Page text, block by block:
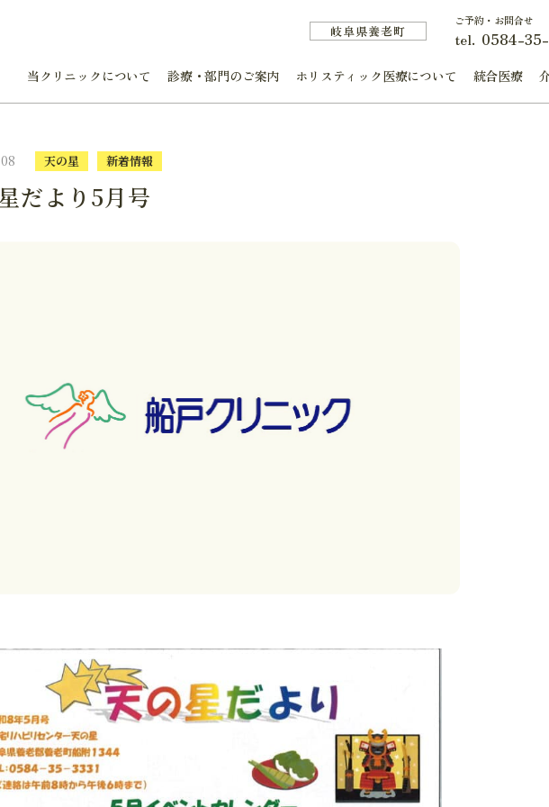
当クリニックについて 診療・部門のご案内 ホリスティック医療について 統合医療
岐阜県養老町
ご予約・お問合せ
tel. 0584-
天の星 新着情報
だより5月号